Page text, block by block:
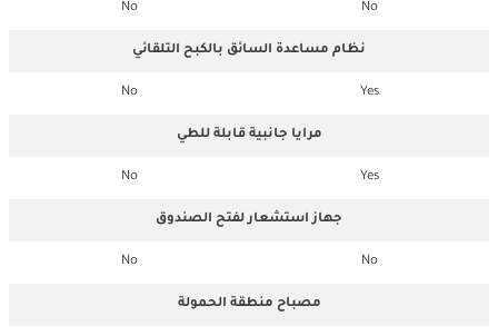
No
No
نظام مساعدة السائق بالكبح التلقائي
Yes
No
مرايا جانبية قابلة للطي
Yes
No
جهاز استشعار لفتح الصندوق
No
No
مصباح منطقة الحمولة